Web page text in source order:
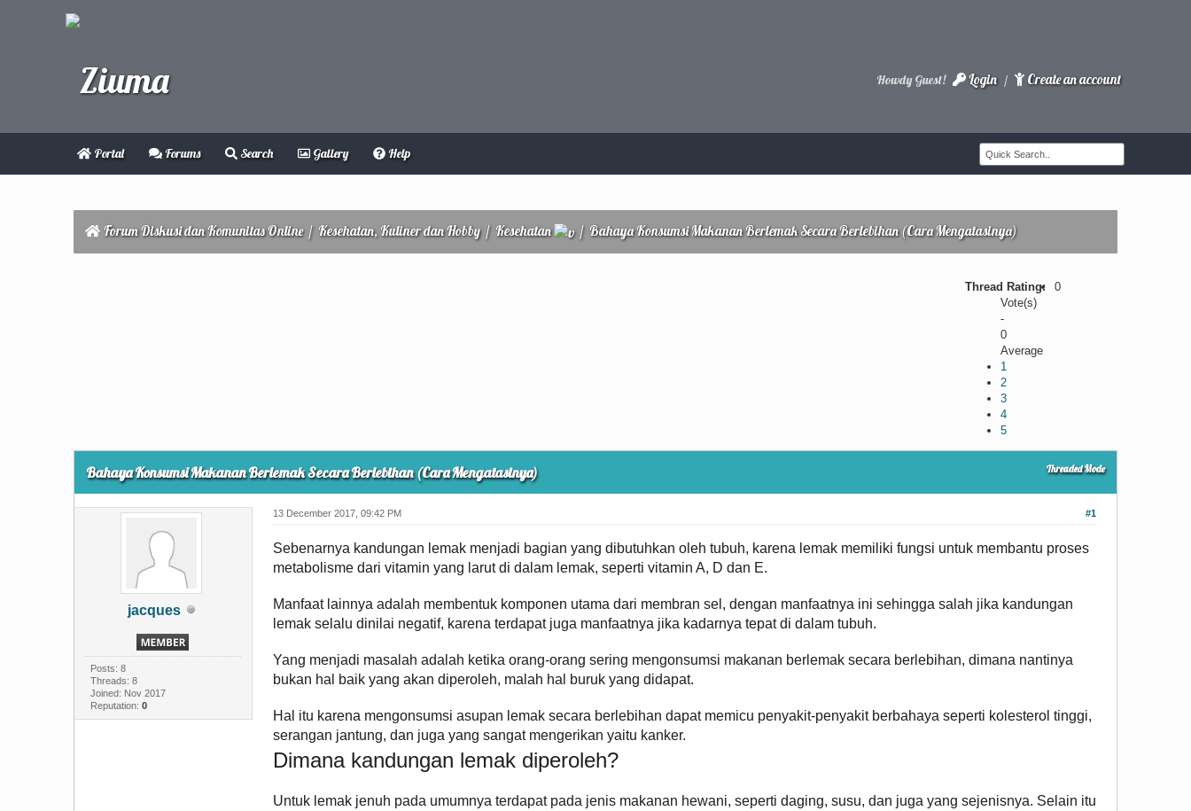
Howdy Guest! Login / Create an account
Portal Forums Search Gallery Help
Forum Diskusi dan Komunitas Online/ Kesehatan, Kuliner dan Hobby/ Kesehatan / Bahaya Konsumsi Makanan Berlemak Secara Berlebihan (Cara Mengatasinya)
Thread Rating:
0
Vote(s)
-
0
Average
1
2
3
4
5
Threaded Mode
Bahaya Konsumsi Makanan Berlemak Secara Berlebihan (Cara Mengatasinya)
jacques
Posts: 8
Threads: 8
Joined: Nov 2017
Reputation: 0
#1
13 December 2017, 09:42 PM
Sebenarnya kandungan lemak menjadi bagian yang dibutuhkan oleh tubuh, karena lemak memiliki fungsi untuk membantu proses
metabolisme dari vitamin yang larut di dalam lemak, seperti vitamin A, D dan E.
Manfaat lainnya adalah membentuk komponen utama dari membran sel, dengan manfaatnya ini sehingga salah jika kandungan
lemak selalu dinilai negatif, karena terdapat juga manfaatnya jika kadarnya tepat di dalam tubuh.
Yang menjadi masalah adalah ketika orang-orang sering mengonsumsi makanan berlemak secara berlebihan, dimana nantinya
bukan hal baik yang akan diperoleh, malah hal buruk yang didapat.
Hal itu karena mengonsumsi asupan lemak secara berlebihan dapat memicu penyakit-penyakit berbahaya seperti kolesterol tinggi,
serangan jantung, dan juga yang sangat mengerikan yaitu kanker.
Dimana kandungan lemak diperoleh?
Untuk lemak jenuh pada umumnya terdapat pada jenis makanan hewani, seperti daging, susu, dan juga yang sejenisnya. Selain itu